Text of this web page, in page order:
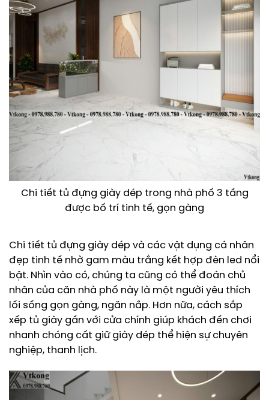
Chi tiết tủ đựng giày dép trong nhà phố 3 tầng
được bố trí tinh tế, gọn gàng
Chi tiết tủ đựng giày dép và các vật dụng cá nhân
đẹp tinh tế nhờ gam màu trắng kết hợp đèn led nổi
bật. Nhìn vào có, chúng ta cũng có thể đoán chủ
nhân của căn nhà phố này là một người yêu thích
lối sống gọn gàng, ngăn nắp. Hơn nữa, cách sắp
xếp tủ giày gần với cửa chính giúp khách đến chơi
nhanh chóng cất giữ giày dép thể hiện sự chuyên
nghiệp, thanh lịch.